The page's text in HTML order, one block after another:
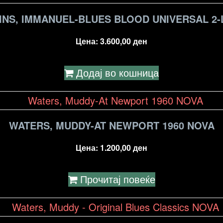
IMMANUEL-BLUES BLOOD UNIVERSAL
Цена: 3.600,00ден
Додај во кошница
WATERS, MUDDY-AT NEWPORT 1960 NOVA
Цена: 1.200,00ден
Прочитај повеќе